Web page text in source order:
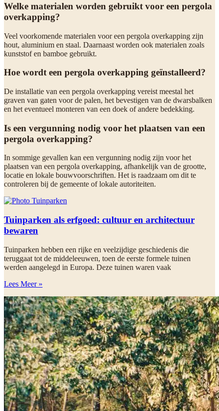
Welke materialen worden gebruikt voor een pergola
overkapping?
Veel voorkomende materialen voor een pergola overkapping zijn
hout, aluminium en staal. Daarnaast worden ook materialen zoals
kunststof en bamboe gebruikt.
Hoe wordt een pergola overkapping geïnstalleerd?
De installatie van een pergola overkapping vereist meestal het
graven van gaten voor de palen, het bevestigen van de dwarsbalken
en het eventueel monteren van een doek of andere bedekking.
Is een vergunning nodig voor het plaatsen van een
pergola overkapping?
In sommige gevallen kan een vergunning nodig zijn voor het
plaatsen van een pergola overkapping, afhankelijk van de grootte,
locatie en lokale bouwvoorschriften. Het is raadzaam om dit te
controleren bij de gemeente of lokale autoriteiten.
Tuinparken als erfgoed: cultuur en architectuur
bewaren
Tuinparken hebben een rijke en veelzijdige geschiedenis die
teruggaat tot de middeleeuwen, toen de eerste formele tuinen
werden aangelegd in Europa. Deze tuinen waren vaak
Lees Meer »